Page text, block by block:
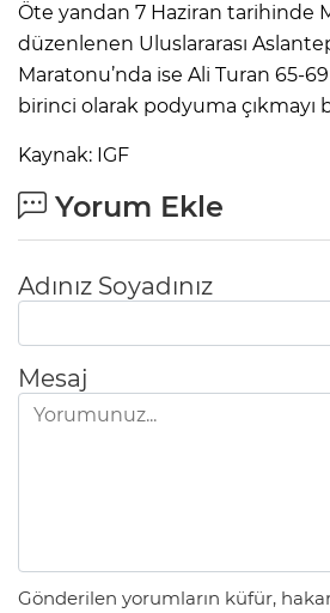
Öte yandan 7 Haziran tarihinde
düzenlenen Uluslararası
Maratonu’nda ise Ali Turan 65-
birinci olarak podyuma çıkmayı
Kaynak: IGF
Yorum Ekle
Adınız Soyadınız
Mesaj
Gönderilen yorumların küfür,